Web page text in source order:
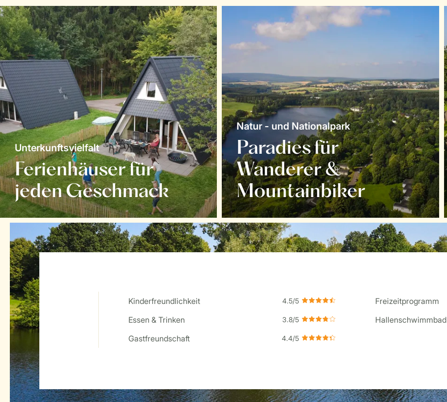
Ferienhäuser für
jeden Geschmack
Unterkunftsvielfalt
Paradies für
Wanderer &
Mountainbiker
Natur - und Nationalpark
Service Rating from our guests
Kinderfreundlichkeit
Freizeitprogramm
Essen & Trinken
Hallenschwimmbad
Gastfreundschaft